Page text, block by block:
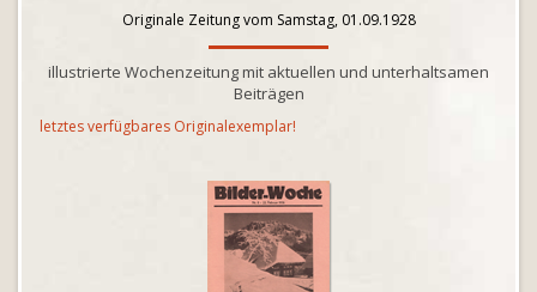
Originale Zeitung vom Samstag, 01.09.1928
illustrierte Wochenzeitung mit aktuellen und unterhaltsamen
Beiträgen
letztes verfügbares Originalexemplar!